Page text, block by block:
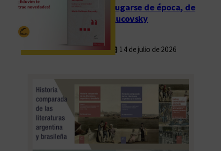
Fugarse de época, de
Rucovsky
14 de julio de 2026